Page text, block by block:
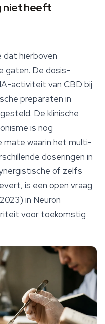
niet heeft
dat hierboven
gaten. De dosis-
activiteit van CBD bij
preparaten in
De klinische
is nog
mate waarin het multi-
doseringen in
of zelfs
is een open vraag
in Neuron
voor toekomstig